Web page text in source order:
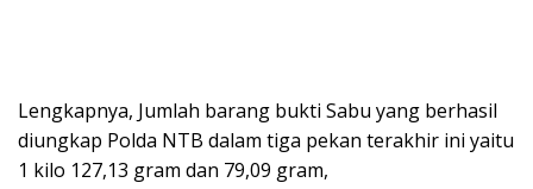
Lengkapnya, Jumlah barang bukti Sabu yang berhasil
diungkap Polda NTB dalam tiga pekan terakhir ini yaitu
1 kilo 127,13 gram dan 79,09 gram,